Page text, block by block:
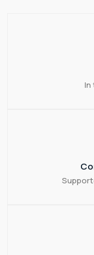
In